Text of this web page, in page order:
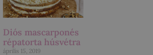
Diós mascarponés
répatorta húsvétra
április 15, 2019